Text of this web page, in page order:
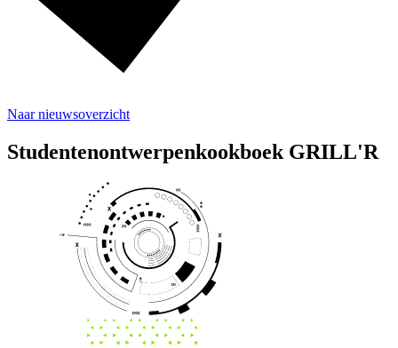
Naar nieuwsoverzicht
Studentenontwerpenkookboek GRILL'R